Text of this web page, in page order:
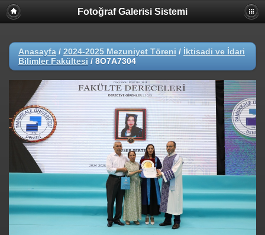
Fotoğraf Galerisi Sistemi
Anasayfa / 2024-2025 Mezuniyet Töreni / İktisadi ve İdari
Bilimler Fakültesi / 8O7A7304